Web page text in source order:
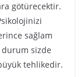
götürecektir.
sağlam
sizde
tehlikedir.